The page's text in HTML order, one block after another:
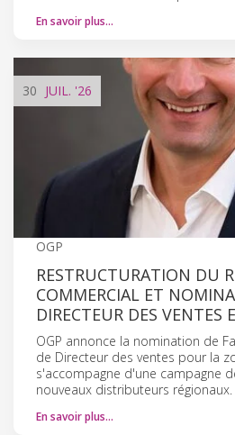
En savoir plus…
30 JUIL. '26
OGP
RESTRUCTURATION DU
COMMERCIAL ET
DIRECTEUR DES VENTES
OGP annonce la nomination de
de Directeur des ventes pour la
s'accompagne d'une campagne
nouveaux distributeurs régionaux.
En savoir plus…